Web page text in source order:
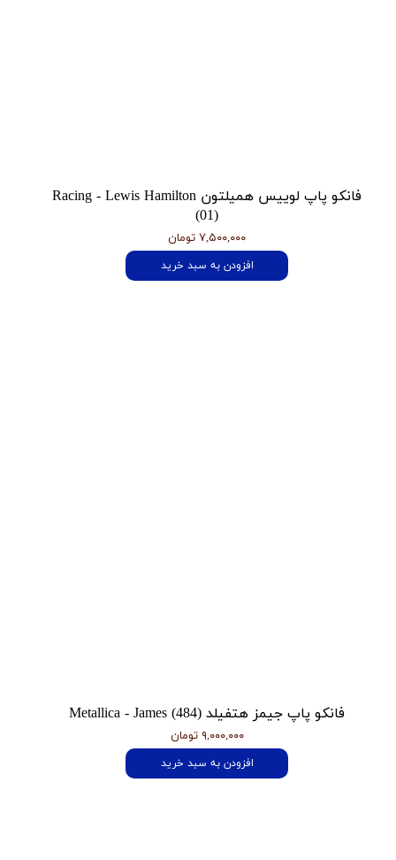
فانکو پاپ لوییس همیلتون Racing - Lewis Hamilton
(01)
۷,۵۰۰,۰۰۰ تومان
افزودن به سبد خرید
فانکو پاپ جیمز هتفیلد Metallica - James (484)
۹,۰۰۰,۰۰۰ تومان
افزودن به سبد خرید